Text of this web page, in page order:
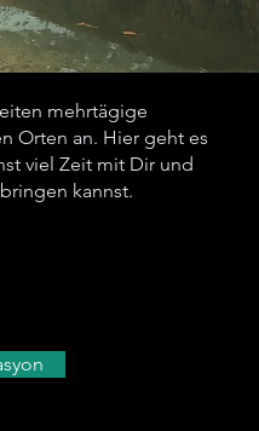
mehrtägige
Orten an. Hier geht es
viel Zeit mit Dir und
kannst.